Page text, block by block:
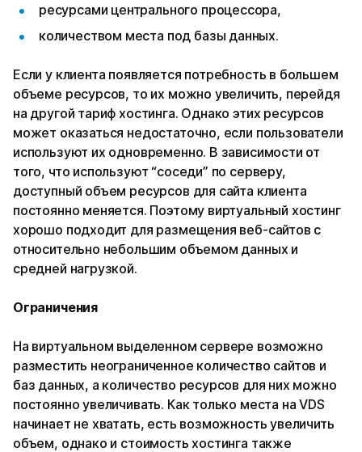
ресурсами центрального процессора,
количеством места под базы данных.
Если у клиента появляется потребность в большем
объеме ресурсов, то их можно увеличить, перейдя
на другой тариф хостинга. Однако этих ресурсов
может оказаться недостаточно, если пользователи
используют их одновременно. В зависимости от
того, что используют “соседи” по серверу,
доступный объем ресурсов для сайта клиента
постоянно меняется. Поэтому виртуальный хостинг
хорошо подходит для размещения веб-сайтов с
относительно небольшим объемом данных и
средней нагрузкой.
Ограничения
На виртуальном выделенном сервере возможно
разместить неограниченное количество сайтов и
баз данных, а количество ресурсов для них можно
постоянно увеличивать. Как только места на VDS
начинает не хватать, есть возможность увеличить
объем, однако и стоимость хостинга также